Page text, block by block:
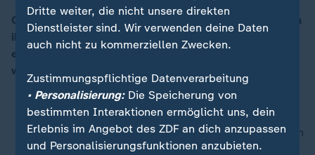
00:15
Gisèle Pelicot überlebte jahrelangen Missbrauch durch
ihren Mann und 50 Komplizen. In ihren Memoiren
erzählt sie vom Wiederaufbau ihres Lebens – mutig,
würdevoll, gegen Scham und Schweigen.
nach oben
Dritte weiter, die nicht unsere direkten
Dienstleister sind. Wir verwenden deine Daten
auch nicht zu kommerziellen Zwecken.
Zustimmungspflichtige Datenverarbeitung
• Personalisierung:Die Speicherung von
bestimmten Interaktionen ermöglicht uns, dein
Erlebnis im Angebot des ZDF an dich anzupassen
und Personalisierungsfunktionen anzubieten.